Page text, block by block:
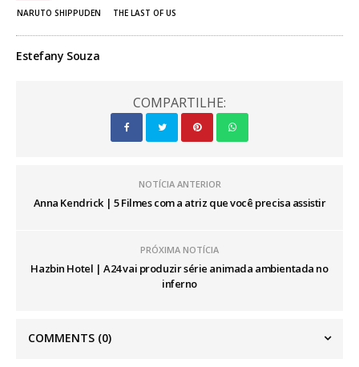
NARUTO SHIPPUDEN
THE LAST OF US
Estefany Souza
COMPARTILHE:
NOTÍCIA ANTERIOR
Anna Kendrick | 5 Filmes com a atriz que você precisa assistir
PRÓXIMA NOTÍCIA
Hazbin Hotel | A24 vai produzir série animada ambientada no
inferno
COMMENTS (0)